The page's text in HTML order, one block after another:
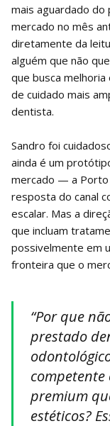
mais aguardado
mercado no mês
diretamente da
alguém que não
que busca
de cuidado mais
dentista.
Sandro foi
ainda é um
mercado — a Porto
resposta do canal
escalar. Mas a
que incluam
possivelmente em
fronteira que o
“Por que
prestado
competente
premium
estéticos?